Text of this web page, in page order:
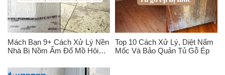
Mách Bạn 9+ Cách Xử Lý Nền
Nhà Bị Nồm Ẩm Đổ Mồ Hôi
Top 10 Cách Xử Lý, Diệt Nấm
Mốc Và Bảo Quản Tủ Gỗ Ép